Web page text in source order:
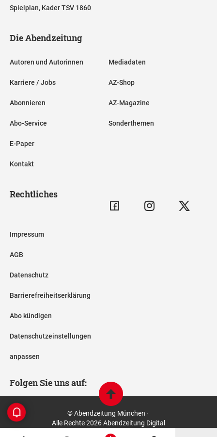
Spielplan, Kader TSV 1860
Die Abendzeitung
Autoren und Autorinnen
Karriere / Jobs
Abonnieren
Abo-Service
E-Paper
Kontakt
Mediadaten
AZ-Shop
AZ-Magazine
Sonderthemen
Rechtliches
Impressum
AGB
Datenschutz
Barrierefreiheitserklärung
Abo kündigen
Datenschutzeinstellungen
anpassen
Folgen Sie uns auf:
© Abendzeitung München ·
Alle Rechte 2026 Abendzeitung Digital